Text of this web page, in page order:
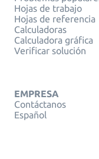
Hojas de trabajo
Hojas de referencia
Calculadoras
Calculadora gráfica
Verificar solución
EMPRESA
Contáctanos
Español